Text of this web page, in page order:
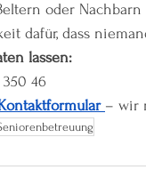
oder
dafür, dass
lassen:
350 46
– wir